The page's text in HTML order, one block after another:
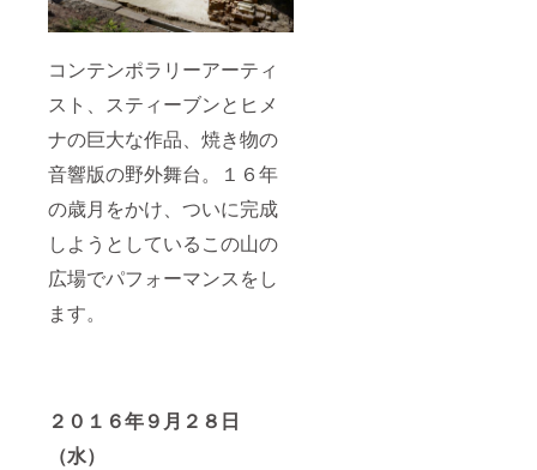
コンテンポラリーアーティ
スト、スティーブンとヒメ
ナの巨大な作品、焼き物の
音響版の野外舞台。１６年
の歳月をかけ、ついに完成
しようとしているこの山の
広場でパフォーマンスをし
ます。
２０１６年９月２８日
（水）